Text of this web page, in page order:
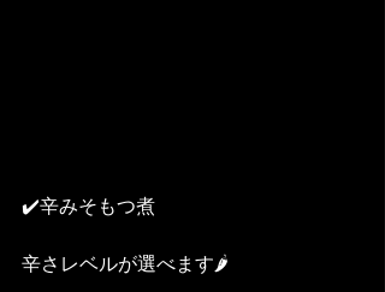
✔️辛みそもつ煮
辛さレベルが選べます🌶